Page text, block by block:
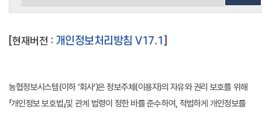
[현재버전 : 개인정보처리방침 V17.1
농협정보시스템(이하 ‘회사’)은 정보주체(이용자)의 자유와 권리 보호를 위해
「개인정보 보호법」및 관계 법령이 정한 바를 준수하여, 적법하게 개인정보를